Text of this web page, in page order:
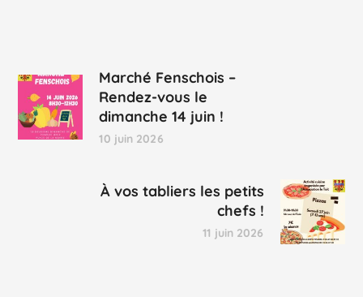
Marché Fenschois –
Rendez-vous le
dimanche 14 juin !
10 juin 2026
À vos tabliers les petits
chefs !
11 juin 2026